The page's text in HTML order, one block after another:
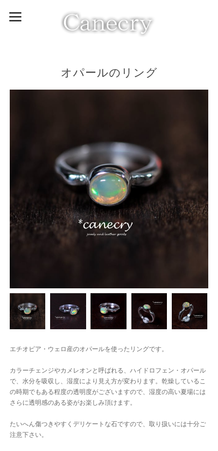
オパールのリング
エチオピア・ウェロ産のオパールを使ったリングです。
カラーチェンジやカメレオンと呼ばれる、ハイドロフェン・オパール
で、水分を吸収し、湿度により見え方が変わります。乾燥しているこ
の時期でもある程度の透明度がございますので、湿度の高い夏場には
さらに透明感のある姿がお楽しみ頂けます。
たいへん傷つきやすくデリケートな石ですので、取り扱いには十分ご
注意下さい。